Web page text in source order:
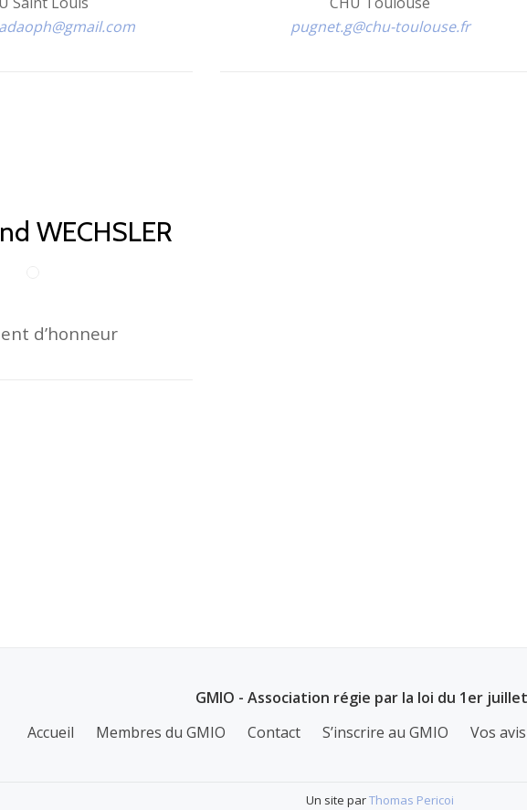
pugnet.g@chu-toulouse.fr
WECHSLER
d’honneur
GMIO - Association régie par la loi du 1er juillet
Accueil Membres du GMIO Contact S’inscrire au GMIO Vos
Un site parThomas Pericoi